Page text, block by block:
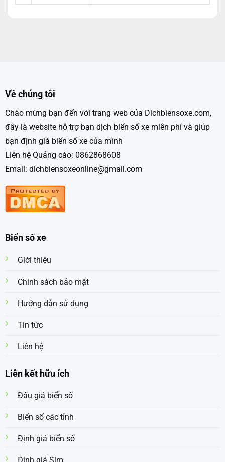
Về chúng tôi
Chào mừng bạn đến với trang web của Dichbiensoxe.com,
đây là website hỗ trợ bạn dịch biển số xe miễn phí và giúp
bạn định giá biển số xe của mình
Liên hệ Quảng cáo: 0862868608
Email: dichbiensoxeonline@gmail.com
Biển số xe
Giới thiệu
Chính sách bảo mật
Hướng dẫn sử dụng
Tin tức
Liên hệ
Liên kết hữu ích
Đấu giá biển số
Biển số các tỉnh
Định giá biển số